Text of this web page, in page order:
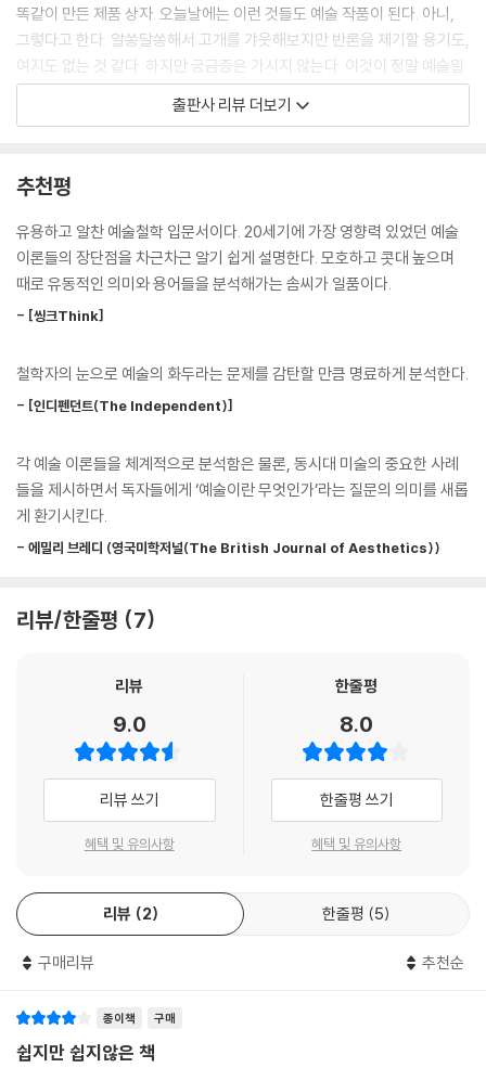
한 미적 감정을 느끼며, 우리가 살아가는 평범한 실세계 혹은 한갓된 현상
계를 벗어나볼 수도 있을 것이다. 벨은 〈안시호수〉와 같은 그림들을 직접
보고 느낀 경험을 바탕으로 이론을 세웠다. 다시 말해, 벨은 자신이 이런 종
류의 그림에 감동한 이유는 그 주제가 아니라 형태·색채·조형에 있었다는
것을 깨닫고, 이런 하나의 사례를 모든 예술의 사례로 일반화했다. 예술의
반향이었지, 그런 운동을 촉발한 요인은 아니었다.
미켈란젤로가 시스티나성당의 천장화를 그릴 때 고작 붓과 물감만 가지고
작업에 착수했으리라고 생각한다면 너무 순진한 것이다. 미켈란젤로는 방
대한 계획을 세우고 작업했다. 하지만 계획은 예술 제작의 필수적 특성도,
흙 덩어리를 만지작거리다 자기 손가락이 그것을 조그마한 무용수 형상으
것이라고 볼 수 있다. … 하지만 콜링우드는 여기서 멈추지 않고, 원료를 예
의 원료는 단순히 낱말인가? 그렇지 않다면, 혹시 감정인가? 콜링우드는
예술을 기술의 하나로 보는 기술적 예술론은 애초에 성립 불가능하다고 결
론지었다. 예술 작품이 기술과 밀접한 관련이 있을 수도 있지만, 예술을 기
술과 동일시할 수는 없다. 그 이유는 예술이 단순히 기술의 문제가 아니라
---「제2장. 감정 표현」중에서
콜링우드에 따르면, 감상자도 마치 예술가처럼 감정을 표현해야 하고, 따
예술 감상은 상상을 수반하는 활동이다. 달리 말해, “진정한 예술 작품이
란, 작품을 향유하는(enjoying) 사람이 상상력을 발휘해 그 작품을 총체
적으로 파악하고 의식하는 활동이다.” 여기서 상상은 시각예술 작품을 순
수하게 시각적으로 감상하는 활동이 아니다. 콜링우드의 견해로는 더더욱
그런 활동과 거리가 멀다. 콜링우드는 회화를 감상할 때 ‘촉각적 가치(tact
65~1959)의 주장에 동조한다. 그 가치는 회화 속의 원근감과 공간감, 부
피감 등을 통해 생기는 상상적 감각을 말한다. 콜링우드의 설명대로라면,
세잔의 〈안시호수〉를 보는 사람은 그 풍경 속을 거니는 데서 나아가 그림으
로 묘사된 그 호수를 가로지르는 상상의 경험까지 할지 모른다. 이런 경험
그림을 제대로 향유하는 사람은 파랑이나 초록과 같은 색채나 묘사된 형태
를 감각적으로 직접 감상하기보다는 상상력을 발휘해 촉각적으로 경험한
똑같이 만든 제품 상자. 오늘날에는 이런 것들도 예술 작품이 된다. 아니,
그렇다고 한다. 알쏭달쏭해서 고개를 갸웃해보지만 반론을 제기할 용기도,
여지도 없는 것 같다. 하지만 궁금증은 가시지 않는다. 이것이 정말 예술일
까? 어째서 그런 걸까?
질문과 20세기 철학의 응답을 분석, 정리한 예술철학 입문서이다. 작지만
속이 꽉 찬 열매와 같은 이 책에서, 워버턴은 명민한 철학자의 눈으로 예술
의 화두에 얽힌 논쟁거리들을 소개한다. 그는 친근한 문체와 다양한 예시
를 활용해 이 거대한 질문의 문턱 앞에서 머뭇대는 독자들의 손을 잡고 이
홀, 데이미언 허스트, 신디 셔먼 등의 잘 알려진 작품뿐 아니라 참신한 이야
를 돕는다.
예술과 철학 혹은 미학을 다룬 책에서 만날 수 있다. 20세기를 풍미했던 이
들의 이론은 예술의 화두와 관련하여 어김없이 거론되지만, 여전히도 제대
로 이해되지 못한 측면이 있다. 원전을 통독해본 사람도 드물거니와 한두
관한 이 철학적 사유들의 원문을 불러와 독자들과 함께 읽고 분석하며 각
응답과 그들 나름의 대안을 함께 살필 수 있다는 점도 이 책의 커다란 장점
특히 눈에 띄는 점은 현학적인 표현이라든가 사전 지식이 있어야 이해할
수 있는 전문 용어 대신에 일상적인 문장으로 이 내용을 설명한다는 점이
다. 이는 그간 SNS와 팟캐스트, 강연 등 각종 매체를 통해 대중과 소통하
며 철학의 재미와 의미를 전해온 ‘우리 시대에 가장 널리 읽히는 철학자’ 워
버턴 특유의 성격이 돋보이는 부분이다.
제1장은 클라이브 벨의 형식주의 예술론에 대한 점검으로 시작한다. 벨은
했다. 제2장에서는 예술의 핵심은 감정을 표현하는 예술의 고유한 방식,
즉 모호했던 감정을 분명히 해 나가는 데 있다고 하는 로빈 조지 콜링우드
수 있는 종류의 개념이 아니기에 지금까지 정의할 수 없었다는 견해, 즉 예
한 비트겐슈타인의 통찰을 끌어들여 예술이 가족유사성 용어라고 주장한
다. 제4장에서는 동시대의 가장 중요한 예술론인 제도론을 다룬다. 그리고
출판사 리뷰 더보기
추천평
유용하고 알찬 예술철학 입문서이다. 20세기에 가장 영향력 있었던 예술
이론들의 장단점을 차근차근 알기 쉽게 설명한다. 모호하고 콧대 높으며
때로 유동적인 의미와 용어들을 분석해가는 솜씨가 일품이다.
- [씽크Think]
철학자의 눈으로 예술의 화두라는 문제를 감탄할 만큼 명료하게 분석한다.
- [인디펜던트(The Independent)]
각 예술 이론들을 체계적으로 분석함은 물론, 동시대 미술의 중요한 사례
들을 제시하면서 독자들에게 ‘예술이란 무엇인가’라는 질문의 의미를 새롭
게 환기시킨다.
- 에밀리 브레디 (영국미학저널(The British Journal of Aesthetics))
리뷰/한줄평 7
리뷰
9.0
리뷰 쓰기
혜택 및 유의사항
한줄평
8.0
한줄평 쓰기
혜택 및 유의사항
리뷰 2 한줄평 5
구매리뷰 추천순
종이책 구매
쉽지만 쉽지않은 책